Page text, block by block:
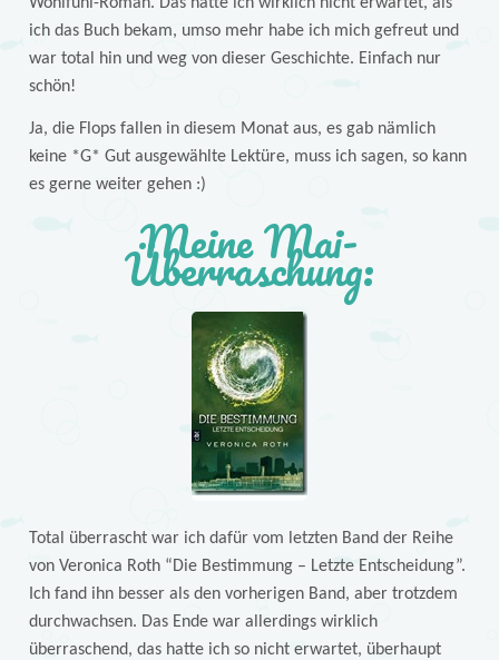
ich das Buch bekam, umso mehr habe ich mich gefreut und
war total hin und weg von dieser Geschichte. Einfach nur
schön!
Ja, die Flops fallen in diesem Monat aus, es gab nämlich
keine *G* Gut ausgewählte Lektüre, muss ich sagen, so kann
es gerne weiter gehen :)
Meine Mai-
Überraschung:
Total überrascht war ich dafür vom letzten Band der Reihe
von Veronica Roth “Die Bestimmung – Letzte Entscheidung”.
Ich fand ihn besser als den vorherigen Band, aber trotzdem
durchwachsen. Das Ende war allerdings wirklich
überraschend, das hatte ich so nicht erwartet, überhaupt